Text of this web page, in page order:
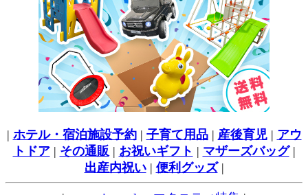
| ホテル・宿泊施設予約| 子育て用品| 産後育児| アウ
トドア| その通販 | お祝いギフト | マザーズバッグ|
出産内祝い| 便利グッズ|